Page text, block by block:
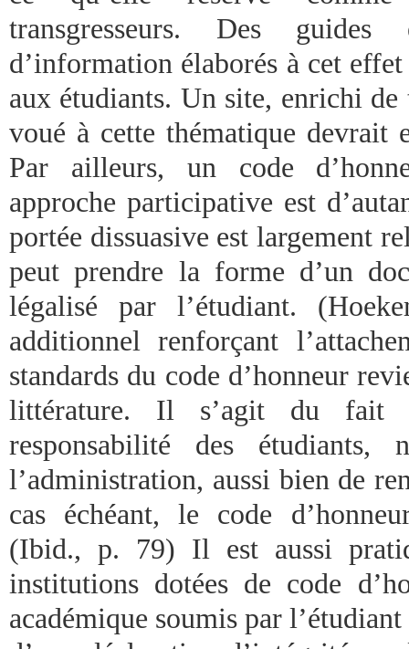
transgresseurs. Des
d’information élaborés à cet
aux étudiants. Un site, enrichi
voué à cette thématique devrait
Par ailleurs, un code
approche participative est
portée dissuasive est largement
peut prendre la forme d’un
légalisé par l’étudiant.
additionnel renforçant
standards du code d’honneur
littérature. Il s’agit du
responsabilité des
l’administration, aussi bien de
cas échéant, le code
(Ibid., p. 79) Il est aussi
institutions dotées de code
académique soumis par